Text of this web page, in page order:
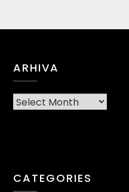
ARHIVA
Arhiva
CATEGORIES